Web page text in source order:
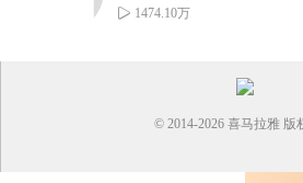
1474.10万
© 2014-2026 喜马拉雅 版